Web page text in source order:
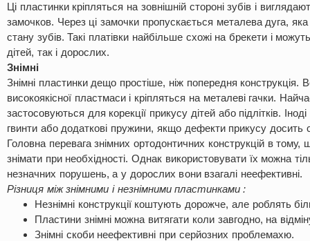
Ці пластинки кріпляться на зовнішній стороні зубів і
замочков. Через ці замочки пропускається металева дуга,
стану зубів. Такі платівки найбільше схожі на брекети і
дітей, так і дорослих.
Знімні
Знімні пластинки дещо простіше, ніж попередня конструкція.
високоякісної пластмаси і кріпляться на металеві гачки.
застосовуються для корекції прикусу дітей або підлітків.
гвинти або додаткові пружини, якщо дефекти прикусу досить
Головна перевага знімних ортодонтичних конструкцій в тому,
знімати при необхідності. Однак використовувати їх можна
незначних порушень, а у дорослих вони взагалі неефективні.
Різниця між знімними і незнімними пластинками :
Незнімні конструкції коштують дорожче, але роблять
Пластини знімні можна витягати коли завгодно, на
Знімні скоби неефективні при серйозних проблемахю.